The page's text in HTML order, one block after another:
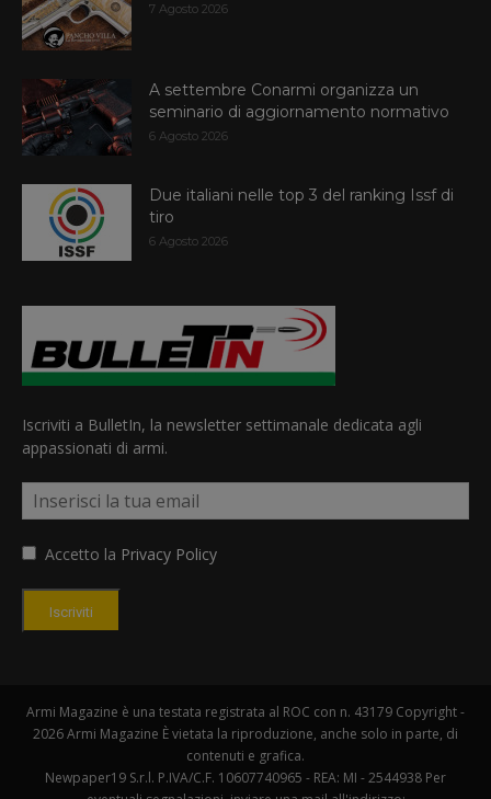
7 Agosto 2026
A settembre Conarmi organizza un
seminario di aggiornamento normativo
6 Agosto 2026
Due italiani nelle top 3 del ranking Issf di
tiro
6 Agosto 2026
Iscriviti a BulletIn, la newsletter settimanale dedicata agli
appassionati di armi.
Accetto la Privacy Policy
Iscriviti
Armi Magazine è una testata registrata al ROC con n. 43179 Copyright -
2026 Armi Magazine È vietata la riproduzione, anche solo in parte, di
contenuti e grafica.
Newpaper19 S.r.l. P.IVA/C.F. 10607740965 - REA: MI - 2544938 Per